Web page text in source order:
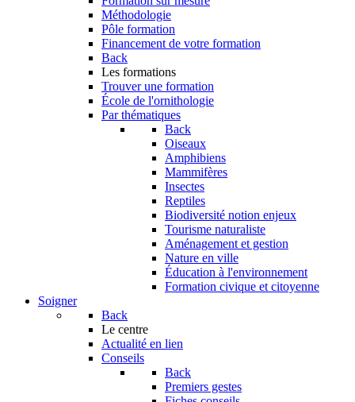
Méthodologie
Pôle formation
Financement de votre formation
Back
Les formations
Trouver une formation
École de l'ornithologie
Par thématiques
Back
Oiseaux
Amphibiens
Mammifères
Insectes
Reptiles
Biodiversité notion enjeux
Tourisme naturaliste
Aménagement et gestion
Nature en ville
Éducation à l'environnement
Formation civique et citoyenne
Soigner
Back
Le centre
Actualité en lien
Conseils
Back
Premiers gestes